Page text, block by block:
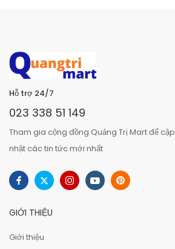
Hỗ trợ 24/7
023 338 51 149
Tham gia cộng đồng Quảng Trị Mart để cập
nhật các tin tức mới nhất
GIỚI THIỆU
Giới thiệu